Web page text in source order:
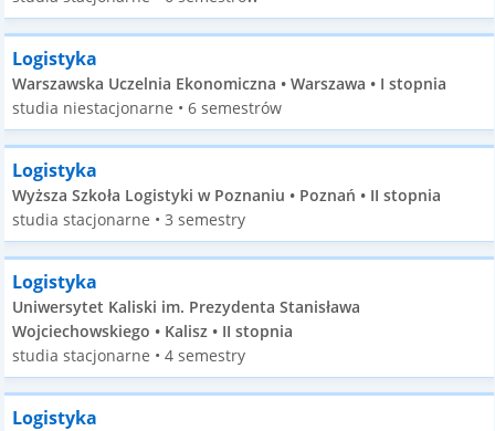
Logistyka
Warszawska Uczelnia Ekonomiczna • Warszawa • I stopnia
studia niestacjonarne • 6 semestrów
Logistyka
Wyższa Szkoła Logistyki w Poznaniu • Poznań • II stopnia
studia stacjonarne • 3 semestry
Logistyka
Uniwersytet Kaliski im. Prezydenta Stanisława
Wojciechowskiego • Kalisz • II stopnia
studia stacjonarne • 4 semestry
Logistyka